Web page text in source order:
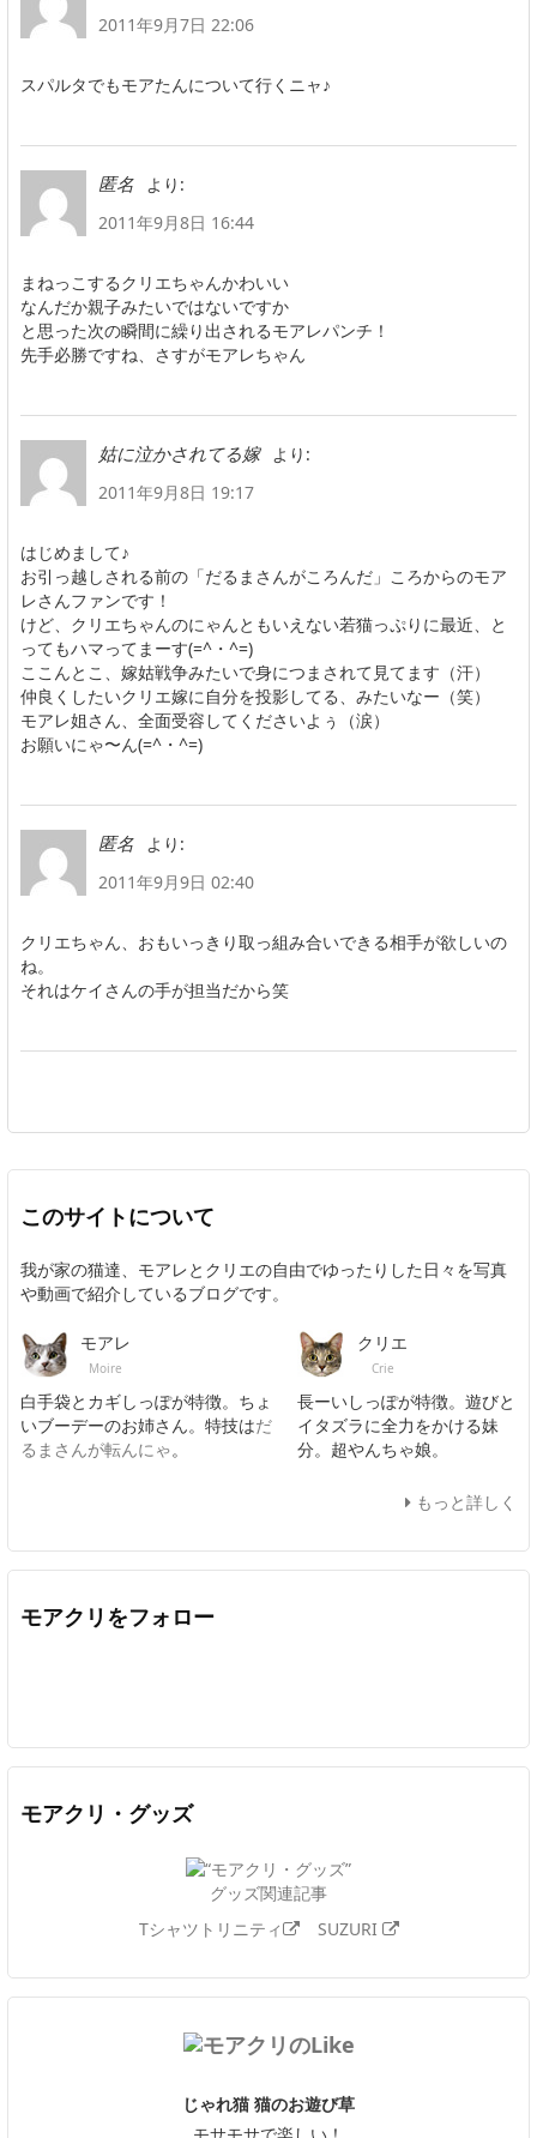
2011年9月7日 22:06
スパルタでもモアたんについて行くニャ♪
匿名
より:
2011年9月8日 16:44
まねっこするクリエちゃんかわいい
なんだか親子みたいではないですか
と思った次の瞬間に繰り出されるモアレパンチ！
先手必勝ですね、さすがモアレちゃん
姑に泣かされてる嫁
より:
2011年9月8日 19:17
はじめまして♪
お引っ越しされる前の「だるまさんがころんだ」ころからのモア
レさんファンです！
けど、クリエちゃんのにゃんともいえない若猫っぷりに最近、と
ってもハマってまーす(=^・^=)
ここんとこ、嫁姑戦争みたいで身につまされて見てます（汗）
仲良くしたいクリエ嫁に自分を投影してる、みたいなー（笑）
モアレ姐さん、全面受容してくださいよぅ（涙）
お願いにゃ〜ん(=^・^=)
匿名
より:
2011年9月9日 02:40
クリエちゃん、おもいっきり取っ組み合いできる相手が欲しいの
ね。
それはケイさんの手が担当だから笑
このサイトについて
我が家の猫達、モアレとクリエの自由でゆったりした日々を写真
や動画で紹介しているブログです。
モアレ
Moire
白手袋とカギしっぽが特徴。ちょ
いブーデーのお姉さん。特技はだ
るまさんが転んにゃ。
クリエ
Crie
長ーいしっぽが特徴。遊びと
イタズラに全力をかける妹
分。超やんちゃ娘。
もっと詳しく
モアクリをフォロー
モアクリ・グッズ
グッズ関連記事
Tシャツトリニティ
SUZURI
じゃれ猫 猫のお遊び草